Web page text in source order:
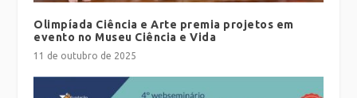
Olimpíada Ciência e Arte premia projetos em
evento no Museu Ciência e Vida
11 de outubro de 2025